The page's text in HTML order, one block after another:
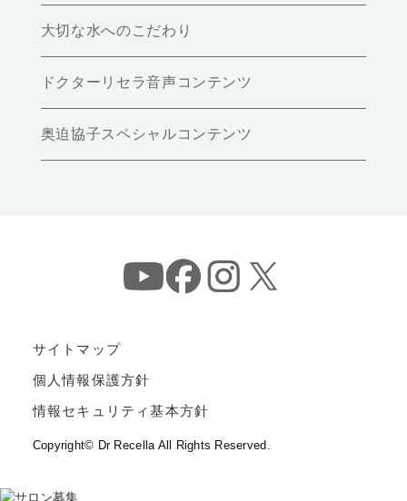
大切な水へのこだわり
ドクターリセラ音声コンテンツ
奥迫協子スペシャルコンテンツ
サイトマップ
個人情報保護方針
情報セキュリティ基本方針
Copyright© Dr Recella All Rights Reserved.